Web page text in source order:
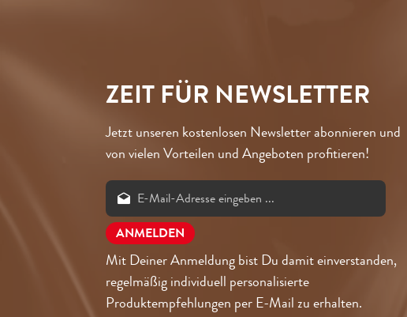
ZEIT FÜR NEWSLETTER
Jetzt unseren kostenlosen Newsletter abonnieren und
von vielen Vorteilen und Angeboten profitieren!
Mit Deiner Anmeldung bist Du damit einverstanden,
regelmäßig individuell personalisierte
Produktempfehlungen per E-Mail zu erhalten.